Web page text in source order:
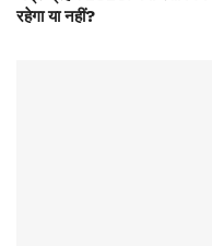
रहेगा या नहीं?